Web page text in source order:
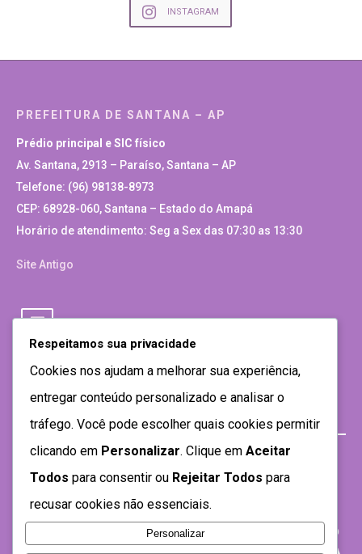
INSTAGRAM
PREFEITURA DE SANTANA – AP
Prédio principal e SIC físico
Av. Santana, 2913 – Paraíso, Santana – AP
Telefone: (96) 98138-8973
CEP: 68928-060, Santana – Estado do Amapá
Horário de atendimento: Seg a Sex das 07:30 as 13:30
Site Antigo
Respeitamos sua privacidade
Cookies nos ajudam a melhorar sua experiência,
entregar conteúdo personalizado e analisar o
tráfego. Você pode escolher quais cookies permitir
clicando em Personalizar. Clique em Aceitar
Todos para consentir ou Rejeitar Todos para
recusar cookies não essenciais.
Personalizar